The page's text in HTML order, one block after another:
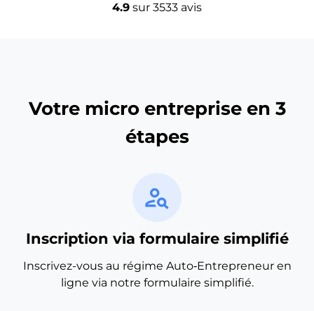
4.9 sur 3533 avis
Votre micro entreprise en 3
étapes
person_search
Inscription via formulaire simplifié
Inscrivez-vous au régime Auto‑Entrepreneur en
ligne via notre formulaire simplifié.